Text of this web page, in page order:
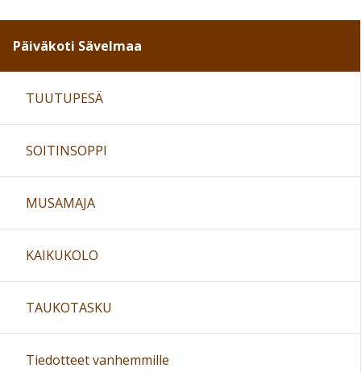
12:00
13:00
14:00
15:00
16:00
Päiväkoti Sävelmaa
TUUTUPESÄ
SOITINSOPPI
MUSAMAJA
KAIKUKOLO
TAUKOTASKU
Tiedotteet vanhemmille